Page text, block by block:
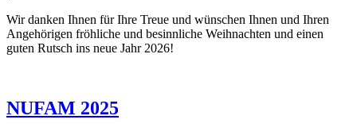
Wir danken Ihnen für Ihre Treue und wünschen Ihnen und Ihren
Angehörigen fröhliche und besinnliche Weihnachten und einen
guten Rutsch ins neue Jahr 2026!
NUFAM 2025